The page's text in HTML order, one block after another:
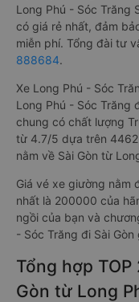
Long Phú - Sóc Trăng
có giá rẻ nhất, đảm
miễn phí. Tổng đài tư
888684.
Xe Long Phú - Sóc
Long Phú - Sóc Trăng
chung có chất lượng
từ 4.7/5 dựa trên 4462
nằm về Sài Gòn từ
Giá vé xe giường nằm
nhất là 200000 của
ngồi của bạn và
- Sóc Trăng đi Sài
Tổng hợp
Gòn từ Long